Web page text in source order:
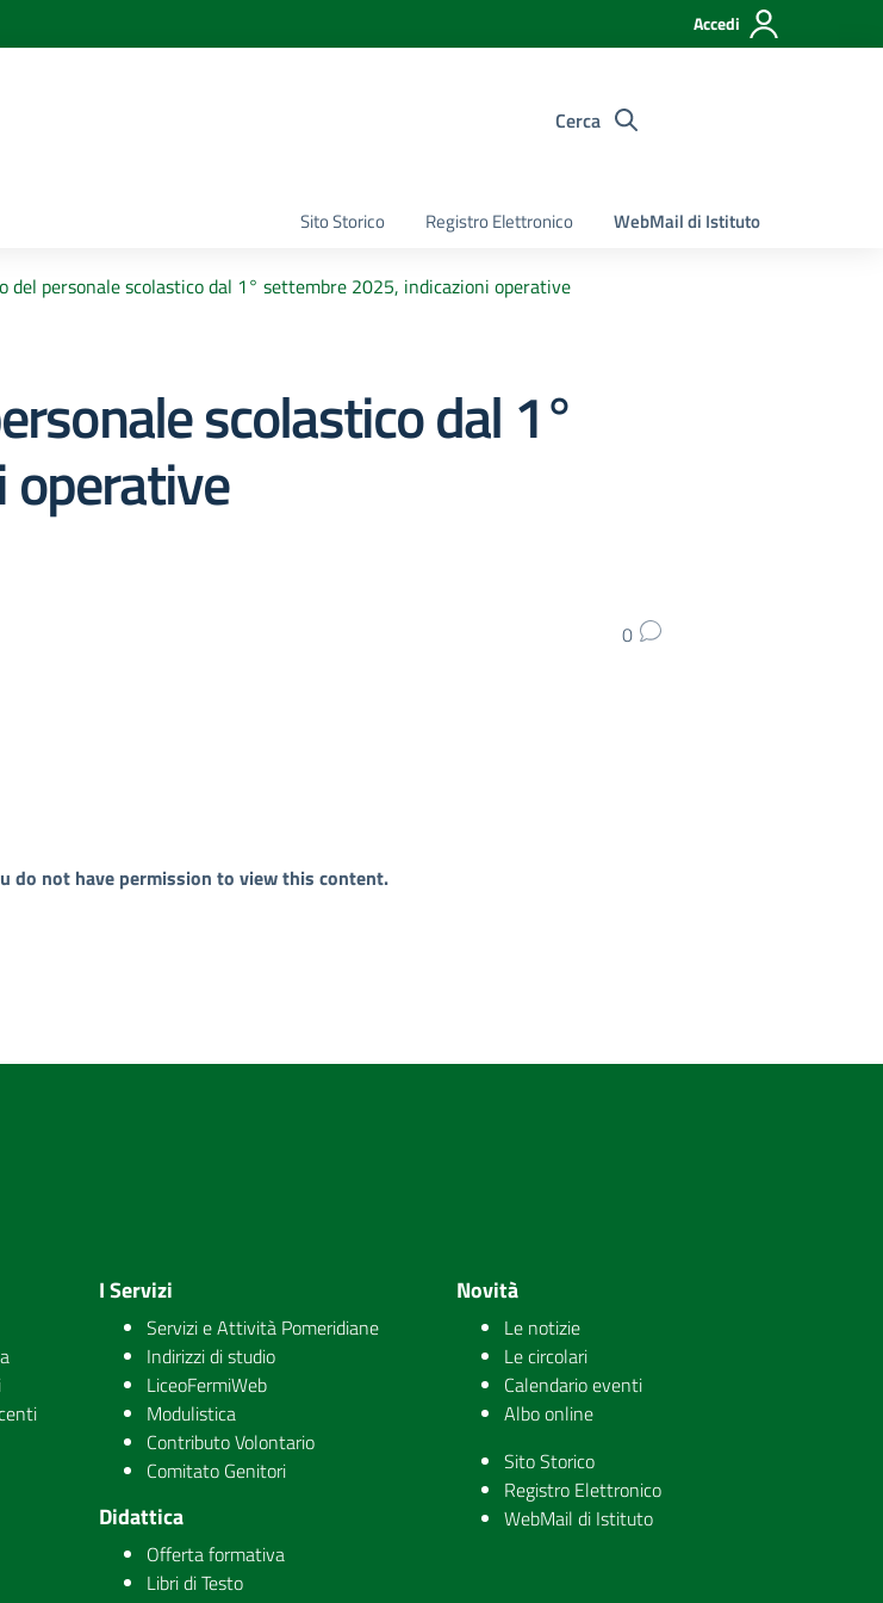
Accedi
Cerca
Sito Storico Registro Elettronico WebMail di Istituto
del personale scolastico dal 1° settembre 2025, indicazioni operative
scolastico dal 1°
0
do not have permission to view this content.
I Servizi
Servizi e Attività Pomeridiane
Indirizzi di studio
LiceoFermiWeb
Modulistica
Contributo Volontario
Comitato Genitori
Didattica
Offerta formativa
Libri di Testo
Novità
Le notizie
Le circolari
Calendario eventi
Albo online
Sito Storico
Registro Elettronico
WebMail di Istituto